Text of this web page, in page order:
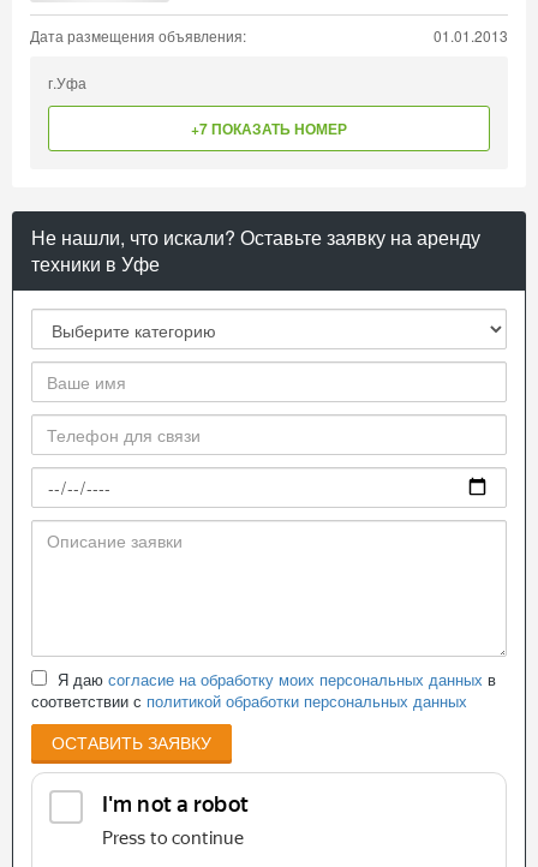
Дата размещения объявления: 01.01.2013
г.Уфа
+7 ПОКАЗАТЬ НОМЕР
Не нашли, что искали? Оставьте заявку на аренду
техники в Уфе
Я даю согласие на обработку моих персональных данных в
соответствии с политикой обработки персональных данных
ОСТАВИТЬ ЗАЯВКУ